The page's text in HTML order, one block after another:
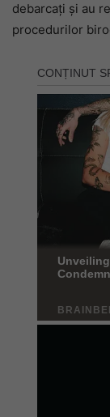
debarcați și au
procedurilor